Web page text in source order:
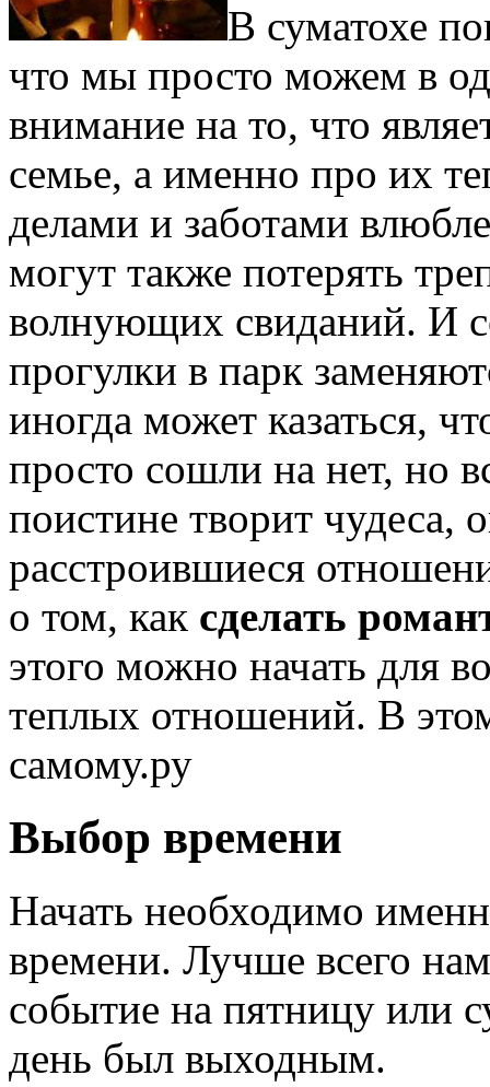
В суматохе
что мы просто можем в
внимание на то, что
семье, а именно про их
делами и заботами
могут также потерять
волнующих свиданий. И
прогулки в парк
иногда может казаться,
просто сошли на нет, но
поистине творит чудеса,
расстроившиеся
о том, как сделать
этого можно начать для
теплых отношений. В
самому.ру
Выбор времени
Начать необходимо
времени. Лучше всего
событие на пятницу или
день был выходным.